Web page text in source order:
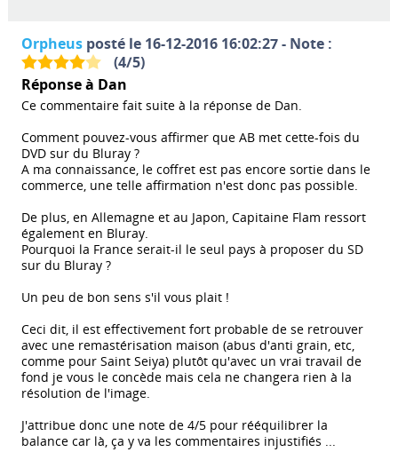
Orpheusposté le 16-12-2016 16:02:27 - Note :
(4/5)
Réponse à Dan
Ce commentaire fait suite à la réponse de Dan.
Comment pouvez-vous affirmer que AB met cette-fois du
DVD sur du Bluray ?
A ma connaissance, le coffret est pas encore sortie dans le
commerce, une telle affirmation n'est donc pas possible.
De plus, en Allemagne et au Japon, Capitaine Flam ressort
également en Bluray.
Pourquoi la France serait-il le seul pays à proposer du SD
sur du Bluray ?
Un peu de bon sens s'il vous plait !
Ceci dit, il est effectivement fort probable de se retrouver
avec une remastérisation maison (abus d'anti grain, etc,
comme pour Saint Seiya) plutôt qu'avec un vrai travail de
fond je vous le concède mais cela ne changera rien à la
résolution de l'image.
J'attribue donc une note de 4/5 pour rééquilibrer la
balance car là, ça y va les commentaires injustifiés ...